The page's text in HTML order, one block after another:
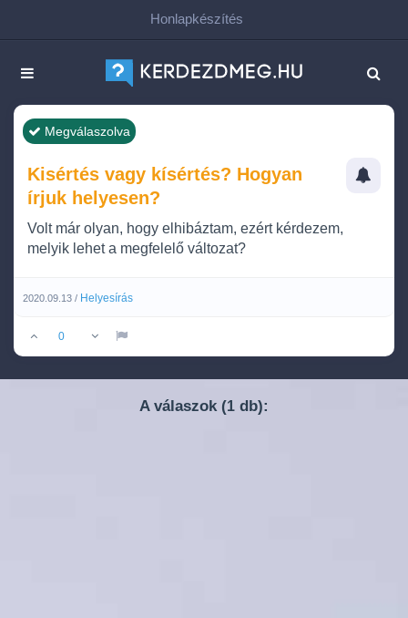
Honlapkészítés
Megválaszolva
Kisértés vagy kísértés? Hogyan
írjuk helyesen?
Volt már olyan, hogy elhibáztam, ezért kérdezem,
melyik lehet a megfelelő változat?
2020.09.13 / Helyesírás
0
A válaszok (1 db):